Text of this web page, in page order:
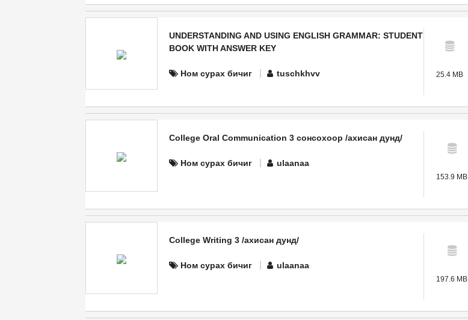
UNDERSTANDING AND USING ENGLISH GRAMMAR: STUDENT
BOOK WITH ANSWER KEY
Ном сурах бичиг tuschkhvv 25.4 MB
College Oral Communication 3 сонсохоор /ахисан дунд/
Ном сурах бичиг ulaanaa
153.9 MB
College Writing 3 /ахисан дунд/
Ном сурах бичиг ulaanaa
197.6 MB